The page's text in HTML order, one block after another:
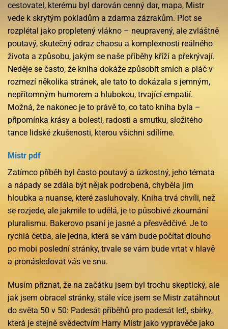
cestovatel, kterému byl darován cenný dar, mapa, Mistr
vede k skrytým pokladům a zdarma zázrakům. Plot se
rozplétal jako propletený vlákno – neupravený, ale zvláštně
poutavý, skutečný odraz chaosu a komplexnosti reálného
života a způsobu, jakým se naše příběhy kříží a překrývají.
Neděje se často, že kniha dokáže způsobit smích a pláč v
rozmezí několika stránek, ale tato to dokázala s jemným,
nepřítomným humorem a hlubokou, trvající empatií.
Možná, že nakonec je to právě to, co tato kniha byla –
připomínka krásy a bolesti, radosti a smutku, složitého
tance lidské zkušenosti, kterou všichni sdílíme.
Mistr pdf
Zatímco příběh byl často poutavý a úzkostný, jeho témata
a nápady se zdála být nějak podrobená, chyběla jim
hloubka a nuanse, které zasluhovaly. Kniha trvá chvíli, než
se rozjede, ale jakmile to udělá, je to působivé zkoumání
pluralismu. Bakerovo psaní je jasné a přesvědčivé. Je to
rychlá četba, ale jedna, která se vám bude počítat dlouho
po mobi poslední stránky, trvale se vám bude vrtat v hlavě
a pronásledovat vás ve snu.
Musím přiznat, že na začátku jsem byl trochu skeptický, ale
jak jsem obracel stránky, stále více jsem se Mistr zatáhnout
do světa 50 v 50: Padesát příběhů pro padesát let!, sbírky,
která je stejně svědectvím Harry Mistr jako vypravěče jako